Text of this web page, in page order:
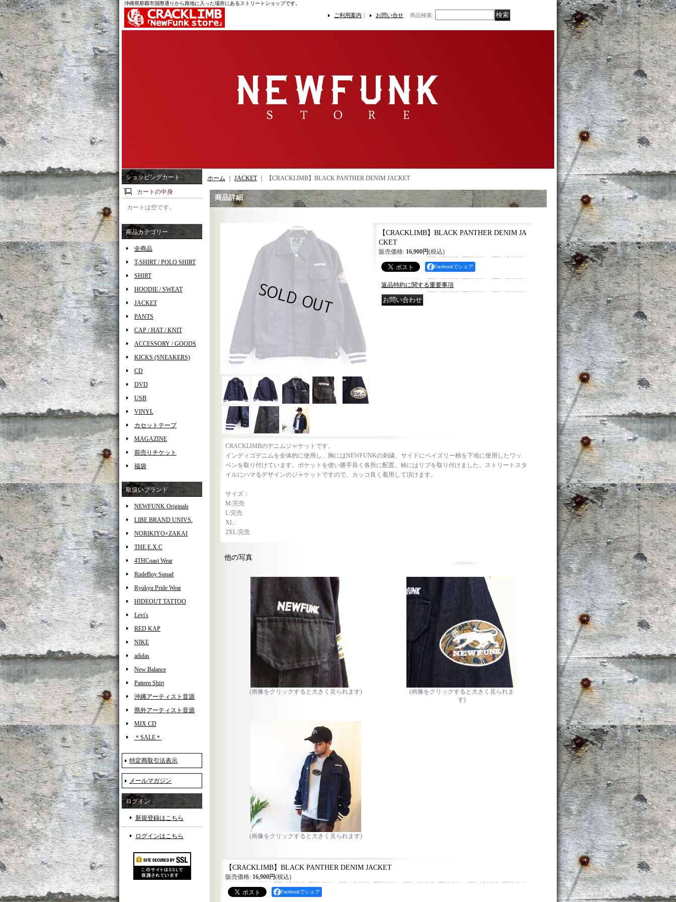
沖縄県那覇市国際通りから路地に入った場所にあるストリートショップです。
ご利用案内 ｜ お問い合せ 商品検索:
ショッピングカート
カートの中身
カートは空です。
商品カテゴリー
全商品
T-SHIRT / POLO SHIRT
SHIRT
HOODIE / SWEAT
JACKET
PANTS
CAP / HAT / KNIT
ACCESSORY / GOODS
KICKS (SNEAKERS)
CD
DVD
USB
VINYL
カセットテープ
MAGAZINE
前売りチケット
福袋
取扱いブランド
NEWFUNK Originals
LIBE BRAND UNIVS.
NORIKIYO×ZAKAI
THE E.X.C
4THCoast Wear
RudeBoy Squad
Ryukyu Pride Wear
HIDEOUT TATTOO
Levi's
RED KAP
NIKE
adidas
New Balance
Pattern Shirt
沖縄アーティスト音源
県外アーティスト音源
MIX CD
＊SALE＊
特定商取引法表示
メールマガジン
ログイン
新規登録はこちら
ログインはこちら
ホーム JACKET｜ 【CRACKLIMB】BLACK PANTHER DENIM JACKET
商品詳細
【CRACKLIMB】BLACK PANTHER DENIM JA
CKET
販売価格: 16,900円(税込)
Facebookでシェア
返品特約に関する重要事項
CRACKLIMBのデニムジャケットです。
インディゴデニムを全体的に使用し、胸にはNEWFUNKの刺繍、サイドにペイズリー柄を下地に使用したワッ
ペンを取り付けています。ポケットを使い勝手良く各所に配置。袖にはリブを取り付けました。ストリートスタ
イルにハマるデザインのジャケットですので、カッコ良く着用して頂けます。
サイズ：
M:完売
L:完売
XL:
2XL:完売
他の写真
(画像をクリックすると大きく見られます)
(画像をクリックすると大きく見られま
す)
(画像をクリックすると大きく見られます)
【CRACKLIMB】BLACK PANTHER DENIM JACKET
販売価格: 16,900円(税込)
Facebookでシェア